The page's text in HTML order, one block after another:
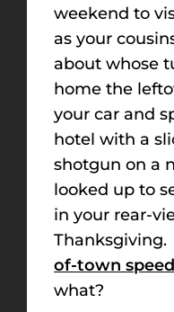
weekend to
as your
about whose
home the
your car and
hotel with a
shotgun on a
looked up to
in your rear-
Thanksgiving.
of-town
what?